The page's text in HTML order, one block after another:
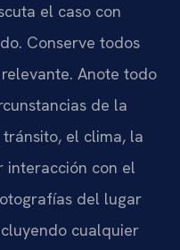
el caso con
Conserve todos
Anote todo
de la
el clima, la
interacción con el
del lugar
cualquier